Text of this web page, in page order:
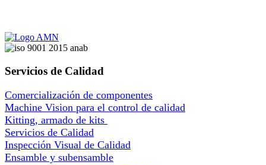
Servicios de Calidad
Comercialización de componentes
Machine Vision para el control de calidad
Kitting, armado de kits
Servicios de Calidad
Inspección Visual de Calidad
Ensamble y subensamble